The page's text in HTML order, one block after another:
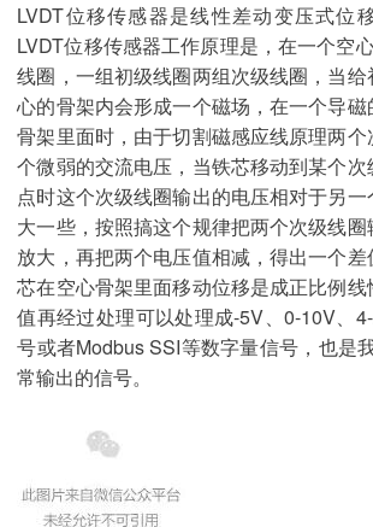
LVDT位移传感器是线性差动变压式位
LVDT位移传感器工作原理是，在一个空
线圈，一组初级线圈两组次级线圈，当
心的骨架内会形成一个磁场，在一个导
骨架里面时，由于切割磁感应线原理两
个微弱的交流电压，当铁芯移动到某个
点时这个次级线圈输出的电压相对于另
大一些，按照搞这个规律把两个次级线
放大，再把两个电压值相减，得出一个
芯在空心骨架里面移动位移是成正比例
值再经过处理可以处理成-5V、0-10V、
号或者Modbus SSI等数字量信号，也是
常输出的信号。